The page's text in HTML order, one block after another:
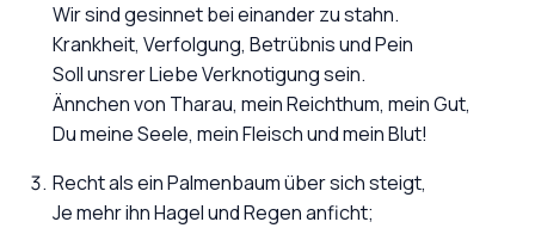
Wir sind gesinnet bei einander zu stahn.
Krankheit, Verfolgung, Betrübnis und Pein
Soll unsrer Liebe Verknotigung sein.
Ännchen von Tharau, mein Reichthum, mein Gut,
Du meine Seele, mein Fleisch und mein Blut!
Recht als ein Palmenbaum über sich steigt,
Je mehr ihn Hagel und Regen anficht;